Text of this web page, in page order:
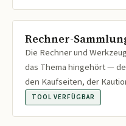
Rechner-
Die Rechner und
das Thema hingehört —
den Kaufseiten, der
TOOL VERFÜGBAR